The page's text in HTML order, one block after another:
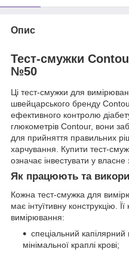
Опис
Тест-смужки
№50
Ці тест-смужки для
швейцарського бренду
ефективного контролю
глюкометрів Contour, вони
для прийняття правильних
харчування. Купити тест-
означає інвестувати у власне
Як працюють та
Кожна тест-смужка для
має інтуїтивну конструкцію.
вимірювання:
спеціальний
мінімальної краплі крові;